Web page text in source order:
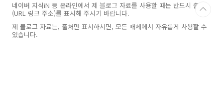
네이버 지식iN 등 온라인에서 제 블로그 자료를 사용할 때는 반드시 출처
(URL 링크 주소)를 표시해 주시기 바랍니다.
제 블로그 자료는, 출처만 표시하시면, 모든 매체에서 자유롭게 사용할 수
있습니다.